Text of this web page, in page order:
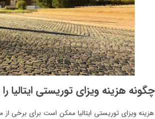
چگونه هزینه ویزای توریستی
هزینه ویزای توریستی ایتالیا ممکن است برای برخی از